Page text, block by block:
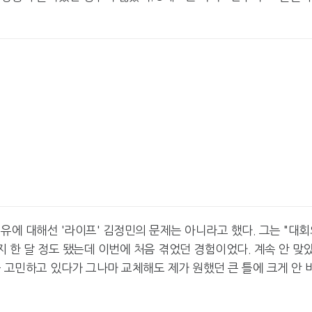
에 대해선 '라이프' 김정민의 문제는 아니라고 했다. 그는 "대회
한 달 정도 됐는데 이번에 처음 겪었던 경험이었다. 계속 안 맞
민하고 있다가 그나마 교체해도 제가 원했던 큰 틀에 크게 안